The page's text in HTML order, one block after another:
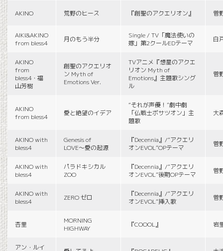
AKINO 荒野のヒース 『創聖のアクエリオン』 菅
AIKI&AKINO
from bless4
月のもう半分
Single / TV「魔法使いの
嫁」第2クールEDテーマ
白
AKINO
from
bless4・福
山芳樹
創聖のアクエリオ
ン Myth of
Emotions Ver.
TVアニメ『想星のアクエ
リオン Myth of
Emotions』主題歌シング
ル
菅
AKINO
from bless4
愛と絶望のイデア
“それが声優！”劇中劇
「仏戦士ボサツオン」主
題歌
大
AKINO with
bless4
Genesis of
LOVE〜愛の起源
『Decennia』/“アクエリ
オンEVOL”OPテーマ
菅
AKINO with
bless4
パラドキシカル
ZOO
『Decennia』/“アクエリ
オンEVOL”後期OPテーマ
菅
AKINO with
bless4
ZERO ゼロ
『Decennia』/“アクエリ
オンEVOL”挿入歌
菅
杏里
MORNING
HIGHWAY
『COOOL』 岩
アン・ルイ